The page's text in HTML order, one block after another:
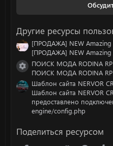
Другие ресурсы
[ПРОДАЖА] NEW Amazing
[ПРОДАЖА] NEW Amazing
Иконка ресурса
ПОИСК МОДА RODINA
ПОИСК МОДА RODINA
Шаблон сайта NERVOR
Шаблон сайта NERVOR
предоставлено
engine/config.php
Поделиться ресурсом